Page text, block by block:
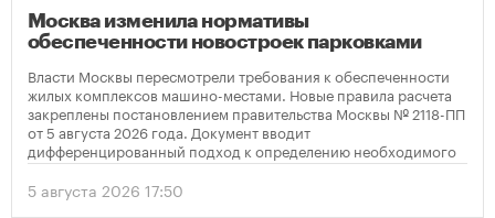
Москва изменила нормативы
обеспеченности новостроек парковками
Власти Москвы пересмотрели требования к обеспеченности
жилых комплексов машино-местами. Новые правила расчета
закреплены постановлением правительства Москвы № 2118-ПП
от 5 августа 2026 года. Документ вводит
дифференцированный подход к определению необходимого
количества парковок в зависимости от площади квартир и
устанавливает переходный период для уже согласованных
проектов.
5 августа 2026 17:50